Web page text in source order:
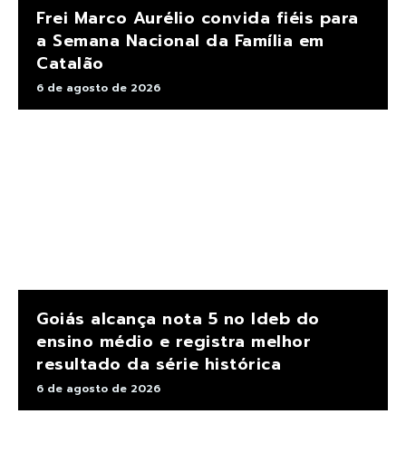
Frei Marco Aurélio convida fiéis para
a Semana Nacional da Família em
Catalão
6 de agosto de 2026
Goiás alcança nota 5 no Ideb do
ensino médio e registra melhor
resultado da série histórica
6 de agosto de 2026